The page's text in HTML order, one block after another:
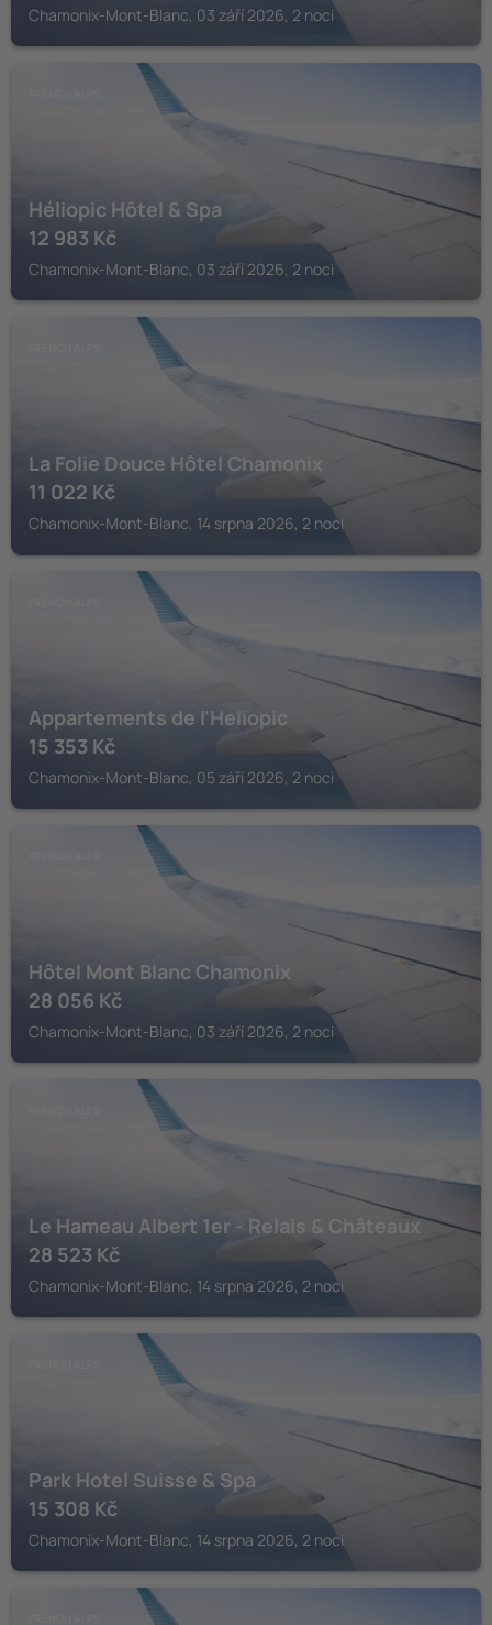
Chamonix-Mont-Blanc, 03 září 2026, 2 noci
Héliopic Hôtel & Spa
12 983 Kč
Chamonix-Mont-Blanc, 03 září 2026, 2 noci
La Folie Douce Hôtel Chamonix
11 022 Kč
Chamonix-Mont-Blanc, 14 srpna 2026, 2 noci
Appartements de l'Heliopic
15 353 Kč
Chamonix-Mont-Blanc, 05 září 2026, 2 noci
Hôtel Mont Blanc Chamonix
28 056 Kč
Chamonix-Mont-Blanc, 03 září 2026, 2 noci
Le Hameau Albert 1er - Relais & Châteaux
28 523 Kč
Chamonix-Mont-Blanc, 14 srpna 2026, 2 noci
Park Hotel Suisse & Spa
15 308 Kč
Chamonix-Mont-Blanc, 14 srpna 2026, 2 noci